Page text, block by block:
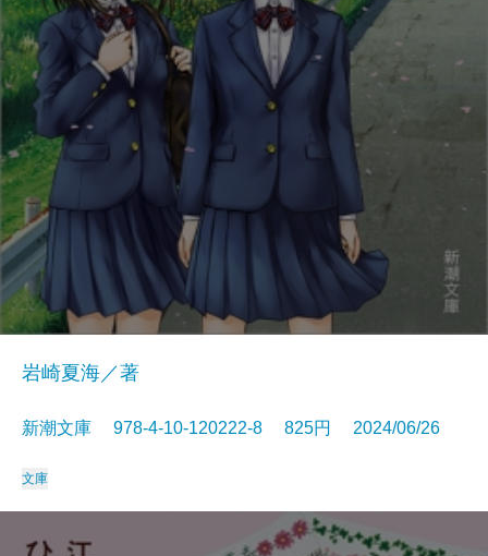
岩崎夏海／著
新潮文庫 978-4-10-120222-8 825円 2024/06/26
文庫